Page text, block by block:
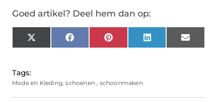
Goed artikel? Deel hem dan op:
X
(Twitter)
FacebookPinterest LinkedIn Email
Tags:
Mode en Kleding,schoenen , schoonmaken